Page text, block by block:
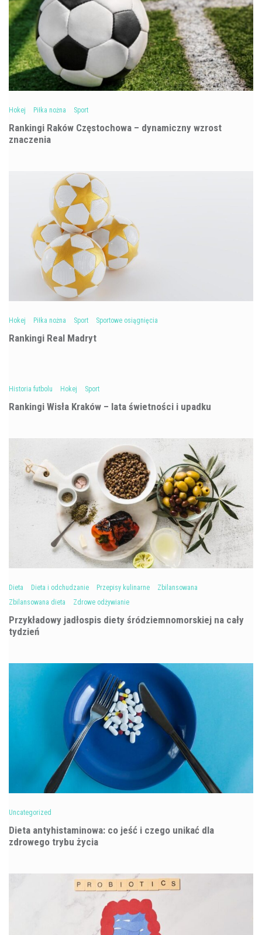
Hokej Piłka nożna Sport
Rankingi Raków Częstochowa – dynamiczny wzrost
znaczenia
Hokej Piłka nożna Sport Sportowe osiągnięcia
Rankingi Real Madryt
Historia futbolu Hokej Sport
Rankingi Wisła Kraków – lata świetności i upadku
Dieta Dieta i odchudzanie Przepisy kulinarne
Zbilansowana
Zbilansowana dieta
Zdrowe odżywianie
Przykładowy jadłospis diety śródziemnomorskiej na cały
tydzień
Uncategorized
Dieta antyhistaminowa: co jeść i czego unikać dla
zdrowego trybu życia